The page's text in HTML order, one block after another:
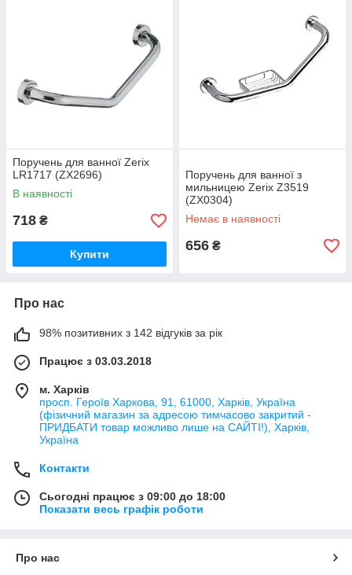
Поручень для ванної Zerix
LR1717 (ZX2696)
В наявності
718 ₴
Купити
Поручень для ванної з
мильницею Zerix Z3519
(ZX0304)
Немає в наявності
656 ₴
Про нас
98% позитивних з 142 відгуків за рік
Працює з 03.03.2018
м. Харків
просп. Героїв Харкова, 91, 61000, Харків, Україна
(фізичний магазин за адресою тимчасово закритий -
ПРИДБАТИ товар можливо лише на САЙТІ!), Харків,
Україна
Контакти
Сьогодні працює з 09:00 до 18:00
Показати весь графік роботи
Про нас